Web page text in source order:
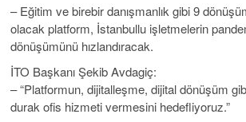
– Eğitim ve birebir danışmanlık gibi 9
olacak platform, İstanbullu işletmelerin
dönüşümünü hızlandıracak.
İTO Başkanı Şekib Avdagiç:
– “Platformun, dijitalleşme, dijital dönüşüm
durak ofis hizmeti vermesini hedefliyoruz.”